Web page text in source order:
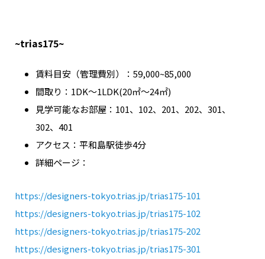
~trias175~
賃料目安（管理費別）：59,000~85,000
間取り：1DK～1LDK(20㎡～24㎡)
見学可能なお部屋：101、102、201、202、301、
302、401
アクセス：平和島駅徒歩4分
詳細ページ：
https://designers-tokyo.trias.jp/trias175-101
https://designers-tokyo.trias.jp/trias175-102
https://designers-tokyo.trias.jp/trias175-202
https://designers-tokyo.trias.jp/trias175-301